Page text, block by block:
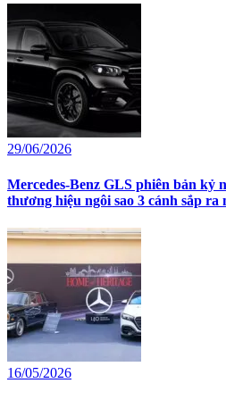
29/06/2026
Mercedes-Benz GLS phiên bản kỷ
thương hiệu ngôi sao 3 cánh sắp ra
16/05/2026